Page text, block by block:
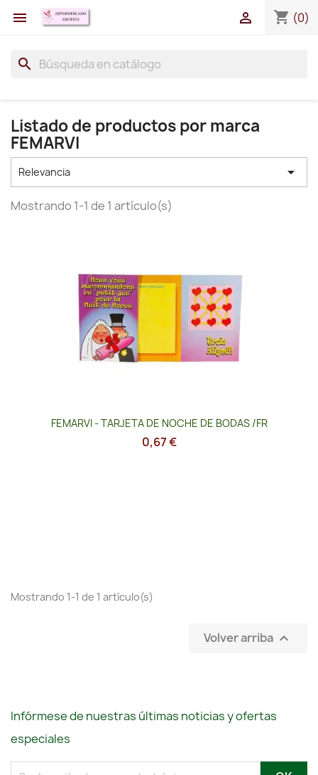
 shopping_cart (0)

search
Listado de productos por marca
FEMARVI
Relevancia 
Mostrando 1-1 de 1 artículo(s)
FEMARVI - TARJETA DE NOCHE DE BODAS /FR
0,67 €
Mostrando 1-1 de 1 artículo(s)
Volver arriba 
Infórmese de nuestras últimas noticias y ofertas
especiales